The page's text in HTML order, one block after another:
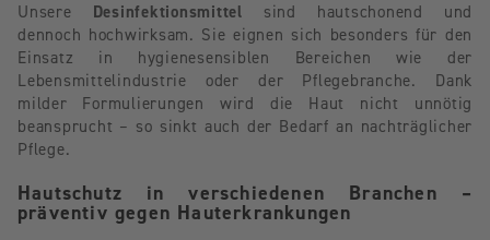
Unsere Desinfektionsmittel sind hautschonend und
dennoch hochwirksam. Sie eignen sich besonders für den
Einsatz in hygienesensiblen Bereichen wie der
Lebensmittelindustrie oder der Pflegebranche. Dank
milder Formulierungen wird die Haut nicht unnötig
beansprucht – so sinkt auch der Bedarf an nachträglicher
Pflege.
Hautschutz in verschiedenen Branchen –
präventiv gegen Hauterkrankungen